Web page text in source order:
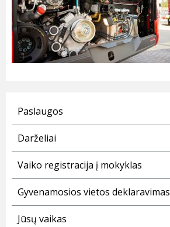
Paslaugos
Darželiai
Vaiko registracija į mokyklas
Gyvenamosios vietos deklaravimas
Jūsų vaikas